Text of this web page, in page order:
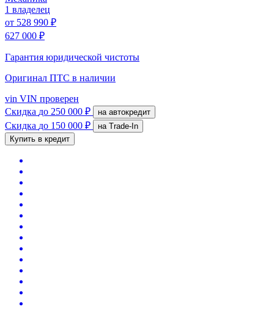
1 владелец
от 528 990 ₽
627 000 ₽
Гарантия юридической чистоты
Оригинал ПТС в наличии
vin VIN проверен
Скидка до 250 000 ₽ на автокредит
Скидка до 150 000 ₽
на Trade-In
Купить в кредит